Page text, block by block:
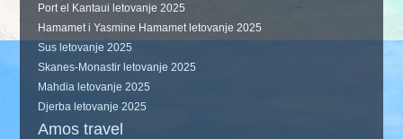
Port el Kantaui letovanje 2025
Hamamet i Yasmine Hamamet letovanje 2025
Sus letovanje 2025
Skanes-Monastir letovanje 2025
Mahdia letovanje 2025
Djerba letovanje 2025
Amos travel